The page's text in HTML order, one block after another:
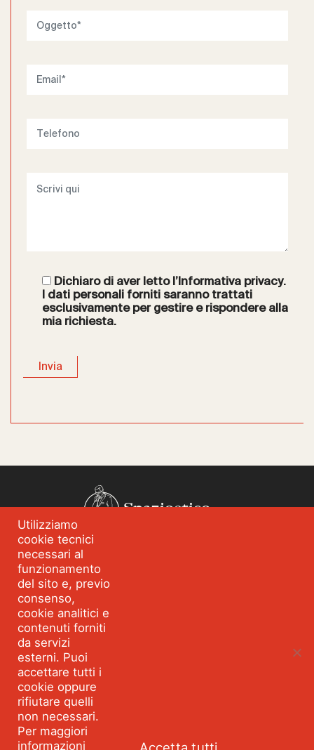
Dichiaro di aver letto l’Informativa privacy.
I dati personali forniti saranno trattati
esclusivamente per gestire e rispondere alla
mia richiesta.
Spazioetico
Chi siamo
Blog
Servizi
Strumenti e percorsi
Parla con Spazioetico
Seguici: Facebook
©2026 SPAZIOETICO ASSOCIAZIONE PROFESSIONALE - Tutti
i diritti riservati Partita IVA 10495360967 VIA MONTEGANI 1
Utilizziamo
cookie tecnici
necessari al
funzionamento
del sito e, previo
consenso,
cookie analitici e
contenuti forniti
da servizi
esterni. Puoi
accettare tutti i
cookie oppure
rifiutare quelli
non necessari.
Per maggiori
informazioni